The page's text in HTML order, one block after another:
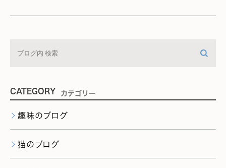
CATEGORY カテゴリー
趣味のブログ
猫のブログ